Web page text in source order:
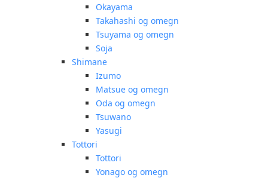
Okayama
Takahashi og omegn
Tsuyama og omegn
Soja
Shimane
Izumo
Matsue og omegn
Oda og omegn
Tsuwano
Yasugi
Tottori
Tottori
Yonago og omegn